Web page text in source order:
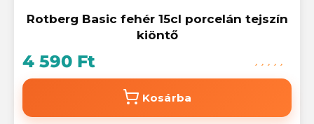
Rotberg Basic fehér 15cl porcelán tejszín
kiöntő
4 590 Ft
Kosárba